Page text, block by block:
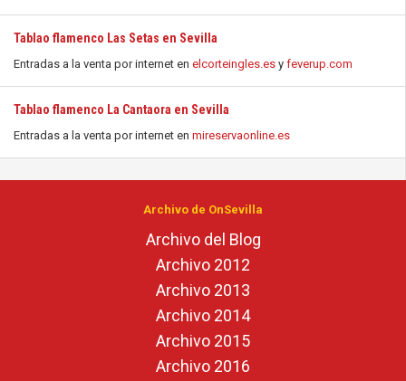
Tablao flamenco Las Setas en Sevilla
Entradas a la venta por internet en elcorteingles.es y feverup.com
Tablao flamenco La Cantaora en Sevilla
Entradas a la venta por internet en mireservaonline.es
Archivo de OnSevilla
Archivo del Blog
Archivo 2012
Archivo 2013
Archivo 2014
Archivo 2015
Archivo 2016